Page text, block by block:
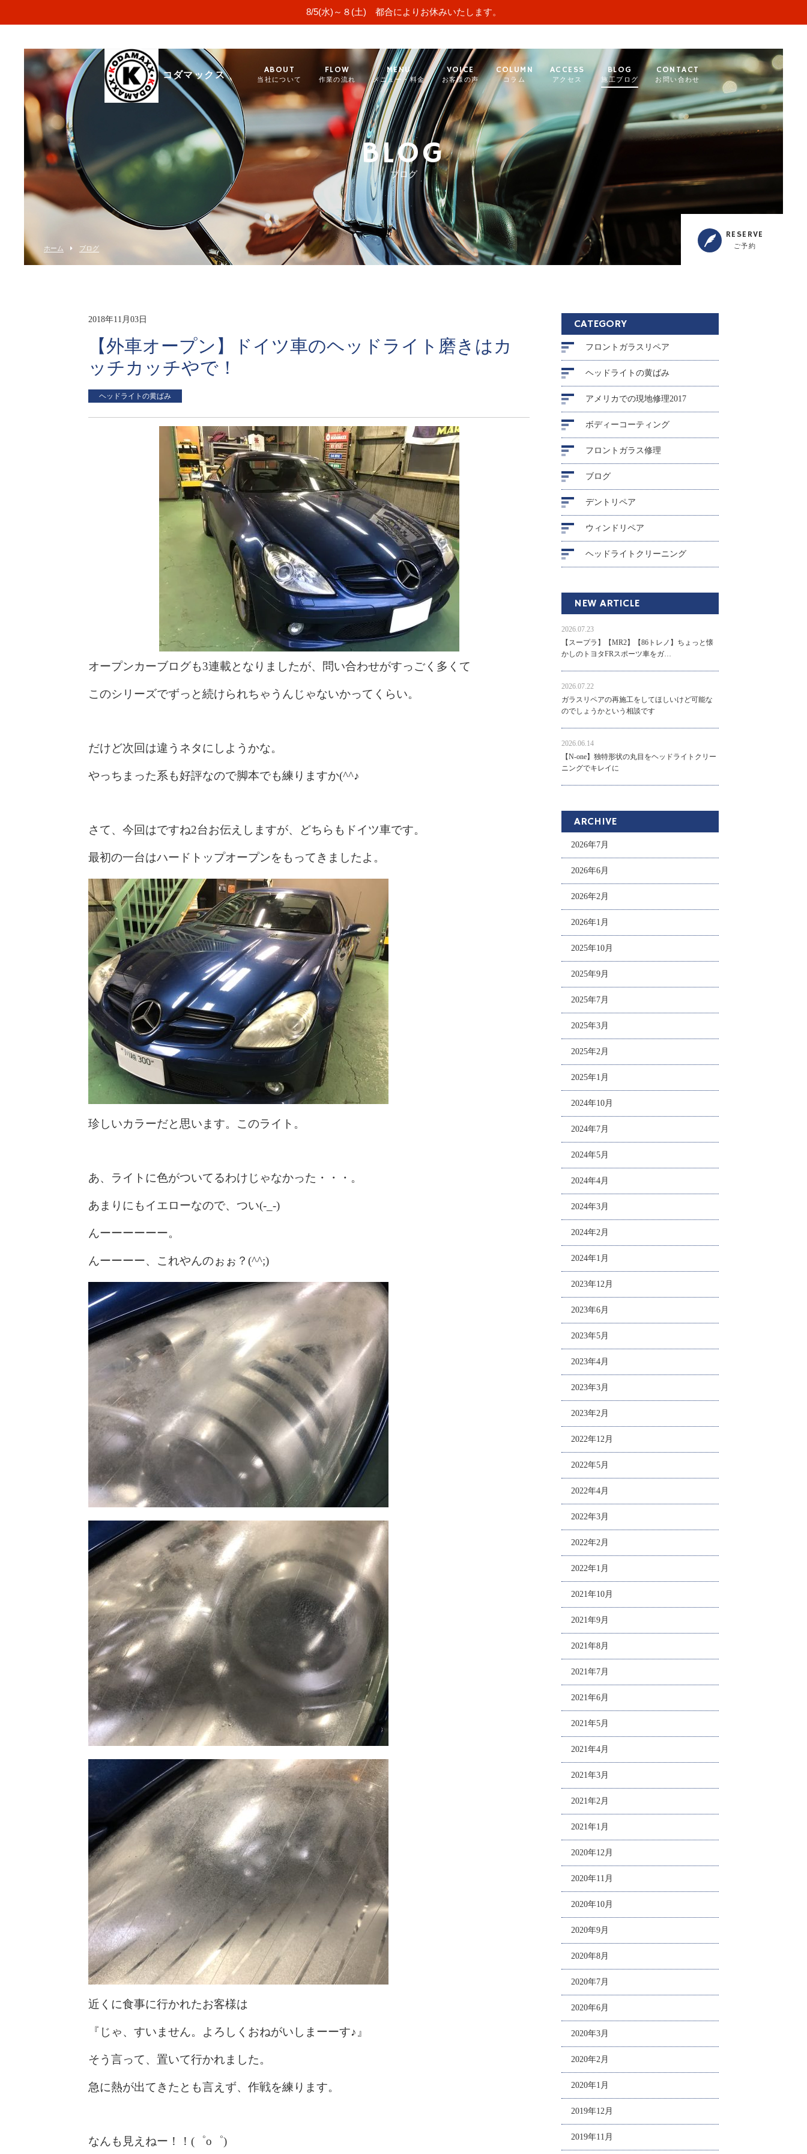
8/5(水)～８(土) 都合によりお休みいたします。
コダマックス
ABOUT
当社について
FLOW
作業の流れ
MENU
メニュー・料金
VOICE
お客様の声
COLUMN
コラム
ACCESS
アクセス
BLOG
施工ブログ
CONTACT
お問い合わせ
BLOG
ブログ
ホーム ブログ
RESERVE
ご予約
2018年11月03日
【外車オープン】ドイツ車のヘッドライト磨きはカ
ッチカッチやで！
ヘッドライトの黄ばみ
オープンカーブログも3連載となりましたが、問い合わせがすっごく多くて
このシリーズでずっと続けられちゃうんじゃないかってくらい。
だけど次回は違うネタにしようかな。
やっちまった系も好評なので脚本でも練りますか(^^♪
さて、今回はですね2台お伝えしますが、どちらもドイツ車です。
最初の一台はハードトップオープンをもってきましたよ。
珍しいカラーだと思います。このライト。
あ、ライトに色がついてるわけじゃなかった・・・。
あまりにもイエローなので、つい(-_-)
んーーーーーー。
んーーーー、これやんのぉぉ？(^^;)
近くに食事に行かれたお客様は
『じゃ、すいません。よろしくおねがいしまーーす♪』
そう言って、置いて行かれました。
急に熱が出てきたとも言えず、作戦を練ります。
なんも見えねー！！(゜o゜)
CATEGORY
フロントガラスリペア
ヘッドライトの黄ばみ
アメリカでの現地修理2017
ボディーコーティング
フロントガラス修理
ブログ
デントリペア
ウィンドリペア
ヘッドライトクリーニング
NEW ARTICLE
2026.07.23
【スープラ】【MR2】【86トレノ】ちょっと懐
かしのトヨタFRスポーツ車をガ…
2026.07.22
ガラスリペアの再施工をしてほしいけど可能な
のでしょうかという相談です
2026.06.14
【N-one】独特形状の丸目をヘッドライトクリー
ニングでキレイに
ARCHIVE
2026年7月
2026年6月
2026年2月
2026年1月
2025年10月
2025年9月
2025年7月
2025年3月
2025年2月
2025年1月
2024年10月
2024年7月
2024年5月
2024年4月
2024年3月
2024年2月
2024年1月
2023年12月
2023年6月
2023年5月
2023年4月
2023年3月
2023年2月
2022年12月
2022年5月
2022年4月
2022年3月
2022年2月
2022年1月
2021年10月
2021年9月
2021年8月
2021年7月
2021年6月
2021年5月
2021年4月
2021年3月
2021年2月
2021年1月
2020年12月
2020年11月
2020年10月
2020年9月
2020年8月
2020年7月
2020年6月
2020年3月
2020年2月
2020年1月
2019年12月
2019年11月